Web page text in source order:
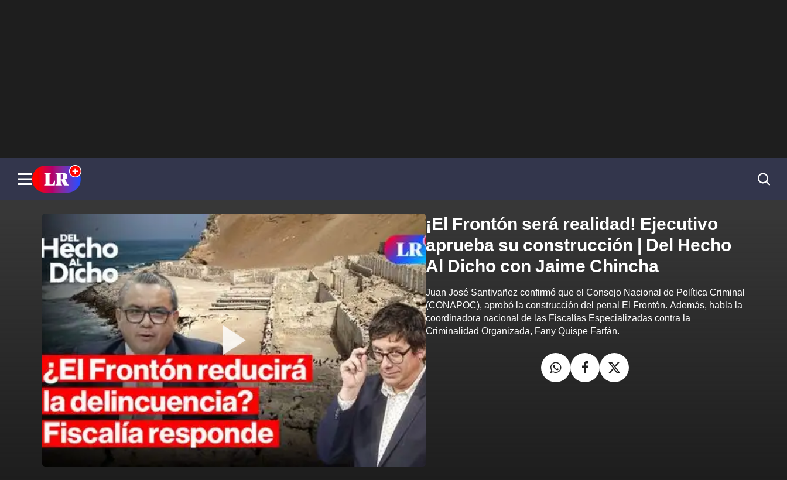
¡El Frontón será realidad! Ejecutivo
aprueba su construcción | Del Hecho
Al Dicho con Jaime Chincha
Juan José Santivañez confirmó que el Consejo Nacional de Política Criminal
(CONAPOC), aprobó la construcción del penal El Frontón. Además, habla la
coordinadora nacional de las Fiscalías Especializadas contra la
Criminalidad Organizada, Fany Quispe Farfán.